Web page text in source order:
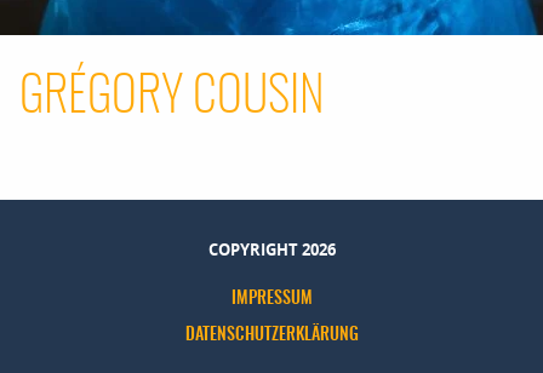
GRÉGORY COUSIN
COPYRIGHT 2026
IMPRESSUM
DATENSCHUTZERKLÄRUNG